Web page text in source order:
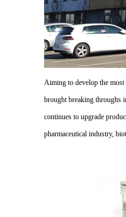
Aiming to develop the most
brought breaking throughs
continues to upgrade
pharmaceutical industry,